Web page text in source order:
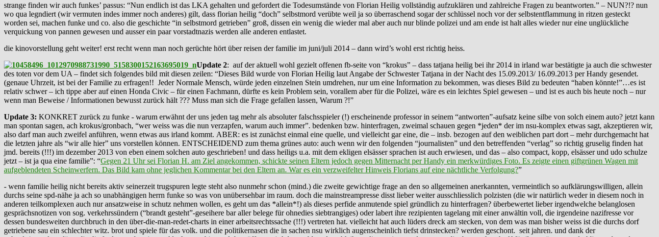
strange finden wir auch funkes’ passus: “Nun endlich ist das LKA gehalten und gefordert die Todesumstände von Florian Heilig vollständig aufzuklären und zahlreiche Fragen zu beantworten.” – NUN?!? nun
wo qua legndiert (wir vermuten indes immer noch anderes) gilt, dass florian heilig “doch” selbstmord verübte weil ja so überraschend sogar der schlüssel noch vor der selbstentflammung in ritzen gesteckt
worden sei, machen funke und co. also die geschichte “in selbstmord getrieben” groß, dissen ein wenig die wieder mal aber auch nur blinde polizei und am ende ist halt alles wieder nur eine unglückliche
verquickung von pannen gewesen und ausser ein paar vorstadtnazis werden alle anderen entlastet.
die kinovorstellung geht weiter! erst recht wenn man noch gerüchte hört über reisen der familie im juni/juli 2014 – dann wird’s wohl erst richtig heiss.
Update 2: auf der aktuell wohl gezielt offenen fb-seite von “krokus” – dass tatjana heilig bei ihr 2014 in irland war bestätigte ja auch die schwester
des toten vor dem UA – findet sich folgendes bild mit diesen zeilen: “Dieses Bild wurde von Florian Heilig laut Angabe der Schwester Tatjana in der Nacht des 15.09.2013/ 16.09.2013 per Handy gesendet.
(genaue Uhrzeit, ist bei der Familie zu erfragen!! Jeder Normale Mensch, würde jeden einzelnen Stein umdrehen, nur um eine Information zu bekommen, was dieses Bild zu bedeuten “haben könnte!”…es ist
relativ schwer – ich tippe aber auf einen Honda Civic – für einen Fachmann, dürfte es kein Problem sein, vorallem aber für die Polizei, wäre es ein leichtes Spiel gewesen – und ist es auch bis heute noch – nur
wenn man Beweise / Informationen bewusst zurück hält ??? Muss man sich die Frage gefallen lassen, Warum ?!”
Update 3: KONKRET zurück zu funke - warum erwähnt der uns jeden tag mehr als absoluter falschsspieler (!) erscheinende professor in seinem “antworten”-aufsatz keine silbe von solch einem auto? jetzt kann
man spontan sagen, ach krokus/gronbach, “wer weiss was die nun verzapfen, warum auch immer”. bedenken bzw. hinterfragen, zweimal schauen gegen *jeden* der im nsu-komplex etwas sagt, akzeptieren wir,
also darf man auch zweifel anführen, wenn etwas aus irland kommt. ABER: es ist zunächst einmal eine quelle, und vielleicht gar eine, die – insb. bezogen auf den weiblichen part dort – mehr durchgemacht hat
die letzten jahre als “wir alle hier” uns vorstellen können. ENTSCHEIDEND zum thema grünes auto: auch wenn wir den folgenden “journalisten” und den betreffenden “verlag” so richtig gruselig finden hat
jmd. bereits (!!!) im dezember 2013 von eben einem solchen auto geschrieben! und dass heiligs u.a. mit dem ekligen elsässer sprachen ist auch erwiesen, und das – also compact, kopp, elsässer und udo schulze
jetzt – ist ja qua eine familie”: “Gegen 21 Uhr sei Florian H. am Ziel angekommen, schickte seinen Eltern jedoch gegen Mitternacht per Handy ein merkwürdiges Foto. Es zeigte einen giftgrünen Wagen mit
aufgeblendeten Scheinwerfern. Das Bild kam ohne jeglichen Kommentar bei den Eltern an. War es ein verzweifelter Hinweis Florians auf eine nächtliche Verfolgung?”
- wenn familie heilig nicht bereits aktiv seinerzeit trugspuren legte steht also nunmehr schon (mind.) die zweite gewichtige frage an den so allgemeinen anerkannten, vermeintlich so aufklärungswilligen, allein
durchs seine spd-nähe ja ach so unabhängigen herrn funke so was von unübersehbar im raum. doch die mainstreampresse disst lieber weiter ausschliesslich polzisten (die wir natürlich weder in diesem noch in
anderen teilkomplexen auch nur ansatzweise in schutz nehmen wollen, es geht um das *allein*!) als dieses perfide anmutende spiel gründlich zu hinterfragen? überbewertet lieber irgendwelche belanglosen
gesprächsnotizen von sog. verkehrssündern (“brandt gesteht”-geseihere bar aller belege für ohnedies siebtrangiges) oder labert ihre rezipienten tagelang mit einer anwältin voll, die irgendeine nazifresse vor
dessen bundesweiten durchbruch in den über-die-man-redet-charts in einer arbeitsrechtssache (!!!) vertreten hat. vielleicht hat auch lüders dreck am stecken, von dem was man bisher weiss ist die durchs dorf
getriebene sau ein schlechter witz. brot und spiele für das volk. und die politikernasen die in sachen nsu wirklich augenscheinlich tiefst drinstecken? werden geschont. seit jahren. und dank der